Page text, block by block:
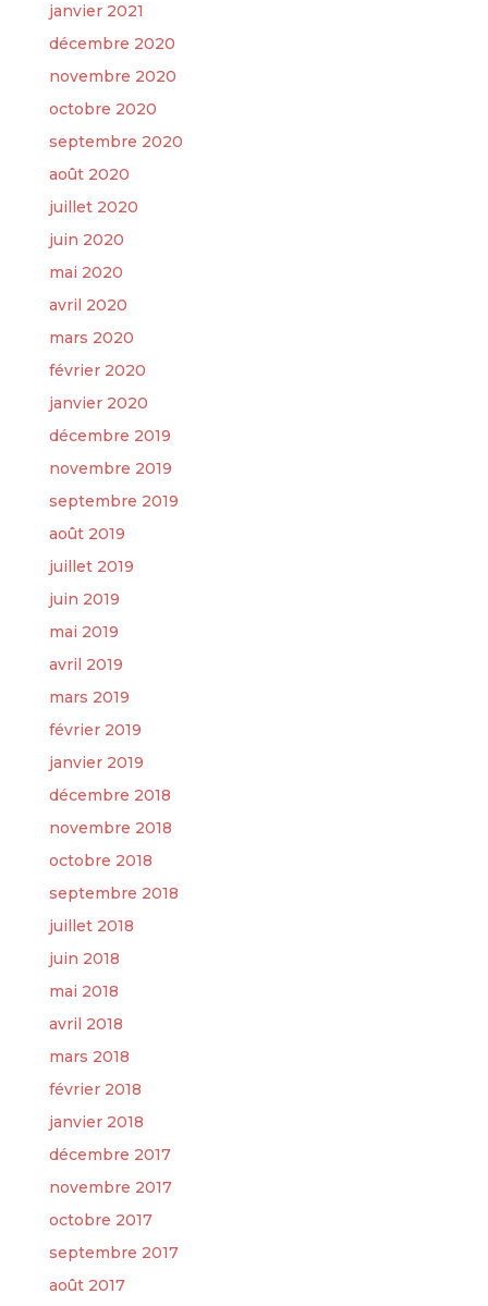
janvier 2021
décembre 2020
novembre 2020
octobre 2020
septembre 2020
août 2020
juillet 2020
juin 2020
mai 2020
avril 2020
mars 2020
février 2020
janvier 2020
décembre 2019
novembre 2019
septembre 2019
août 2019
juillet 2019
juin 2019
mai 2019
avril 2019
mars 2019
février 2019
janvier 2019
décembre 2018
novembre 2018
octobre 2018
septembre 2018
juillet 2018
juin 2018
mai 2018
avril 2018
mars 2018
février 2018
janvier 2018
décembre 2017
novembre 2017
octobre 2017
septembre 2017
août 2017